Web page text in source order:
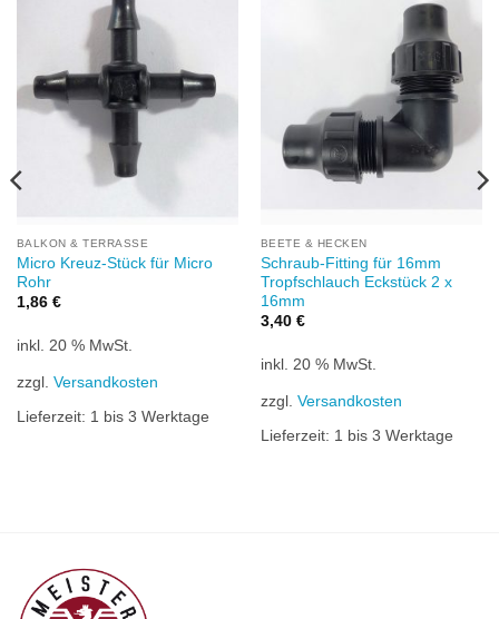
Wunschliste
BALKON & TERRASSE
Micro Kreuz-Stück für Micro
Rohr
1,86 €
inkl. 20 % MwSt.
zzgl. Versandkosten
Lieferzeit: 1 bis 3 Werktage
Zu
Wunschliste
hinzufügen
BEETE & HECKEN
Schraub-Fitting für 16mm
Tropfschlauch Eckstück 2 x
16mm
3,40 €
inkl. 20 % MwSt.
zzgl. Versandkosten
Lieferzeit: 1 bis 3 Werktage